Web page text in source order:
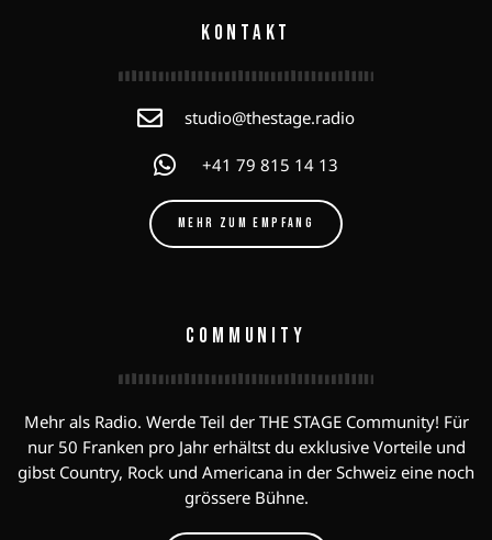
KONTAKT
studio@thestage.radio
+41 79 815 14 13
MEHR ZUM EMPFANG
COMMUNITY
Mehr als Radio. Werde Teil der THE STAGE Community! Für
nur 50 Franken pro Jahr erhältst du exklusive Vorteile und
gibst Country, Rock und Americana in der Schweiz eine noch
grössere Bühne.